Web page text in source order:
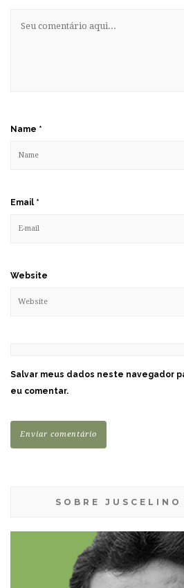
Name *
Email *
Website
Salvar meus dados neste navegador
eu comentar.
SOBRE JUSCELINO